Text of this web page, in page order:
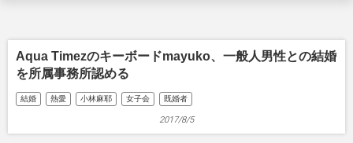
Aqua Timezのキーボードmayuko、一般人男性との結婚
を所属事務所認める
結婚 熱愛 小林麻耶 女子会 既婚者
2017/8/5